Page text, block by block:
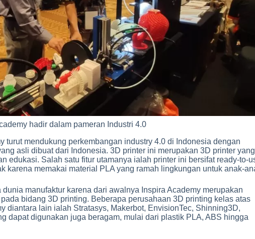
hadir dalam pameran Industri 4.0
turut mendukung perkembangan industry 4.0 di Indonesia dengan
asli dibuat dari Indonesia. 3D printer ini merupakan 3D printer yang
edukasi. Salah satu fitur utamanya ialah printer ini bersifat ready-to-
karena memakai material PLA yang ramah lingkungan untuk anak-
manufaktur karena dari awalnya Inspira Academy merupakan
bidang 3D printing. Beberapa perusahaan 3D printing kelas atas
diantara lain ialah Stratasys, Makerbot, EnvisionTec, Shinning3D,
dapat digunakan juga beragam, mulai dari plastik PLA, ABS hingga